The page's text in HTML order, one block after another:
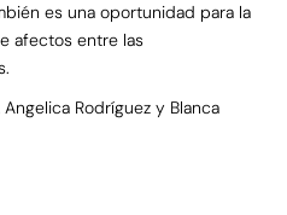
es una oportunidad para la
afectos entre las
Rodríguez y Blanca